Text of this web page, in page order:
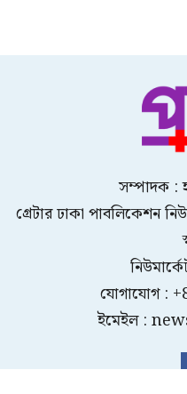
সম্পাদক :
গ্রেটার ঢাকা পাবলিকেশন
যোগাযোগ :
ইমেইল :